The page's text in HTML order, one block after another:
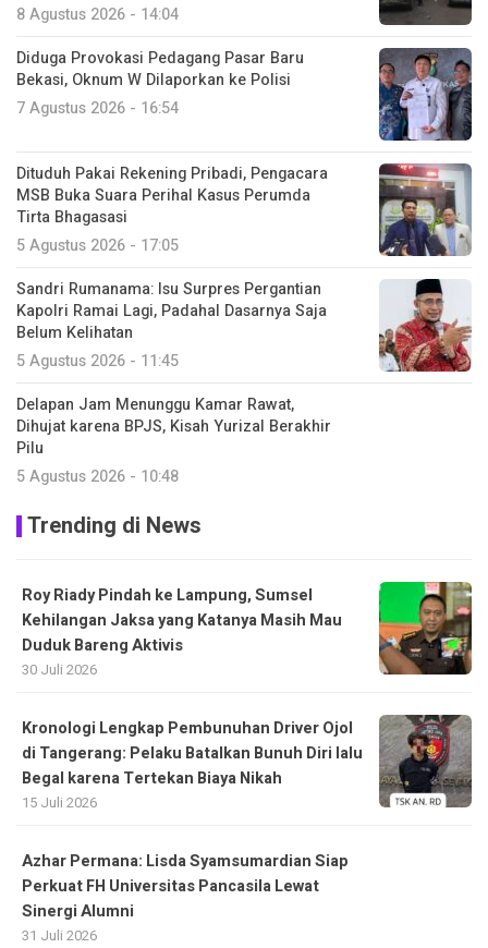
8 Agustus 2026 - 14:04
Diduga Provokasi Pedagang Pasar Baru
Bekasi, Oknum W Dilaporkan ke Polisi
7 Agustus 2026 - 16:54
Dituduh Pakai Rekening Pribadi, Pengacara
MSB Buka Suara Perihal Kasus Perumda
Tirta Bhagasasi
5 Agustus 2026 - 17:05
Sandri Rumanama: Isu Surpres Pergantian
Kapolri Ramai Lagi, Padahal Dasarnya Saja
Belum Kelihatan
5 Agustus 2026 - 11:45
Delapan Jam Menunggu Kamar Rawat,
Dihujat karena BPJS, Kisah Yurizal Berakhir
Pilu
5 Agustus 2026 - 10:48
Trending di News
Roy Riady Pindah ke Lampung, Sumsel
Kehilangan Jaksa yang Katanya Masih Mau
Duduk Bareng Aktivis
30 Juli 2026
Kronologi Lengkap Pembunuhan Driver Ojol
di Tangerang: Pelaku Batalkan Bunuh Diri lalu
Begal karena Tertekan Biaya Nikah
15 Juli 2026
Azhar Permana: Lisda Syamsumardian Siap
Perkuat FH Universitas Pancasila Lewat
Sinergi Alumni
31 Juli 2026